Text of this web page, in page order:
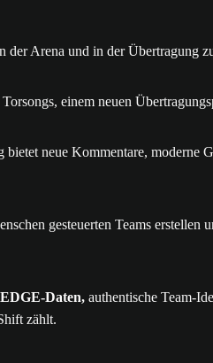
Arena und in der Übertragung
einem neuen
neue Kommentare, moderne
gesteuerten Teams
Daten, authentische Team-
zählt.